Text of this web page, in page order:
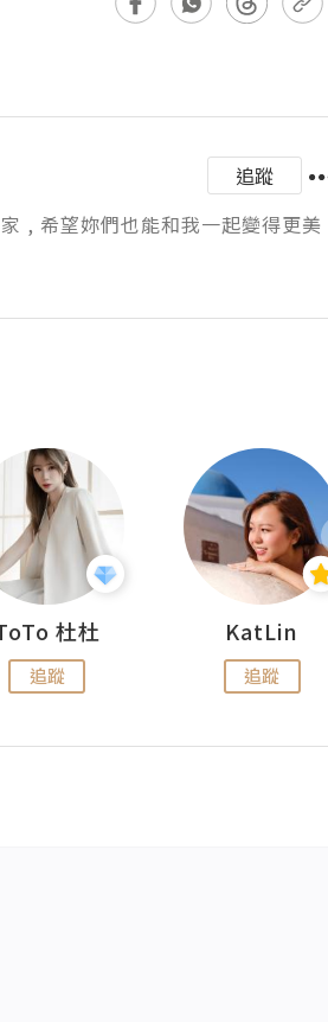
追蹤
, 希望妳們也能和我一起變得更美
杜杜
追蹤
KatLin
追蹤